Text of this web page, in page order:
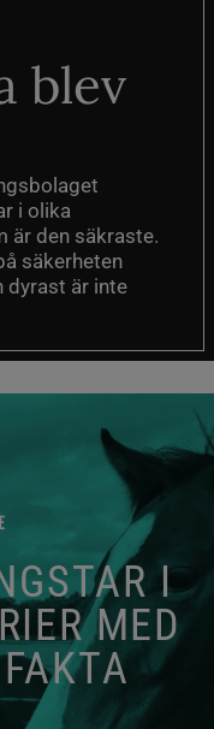
blev
i olika
är den säkraste.
säkerheten
dyrast är inte
I
MED